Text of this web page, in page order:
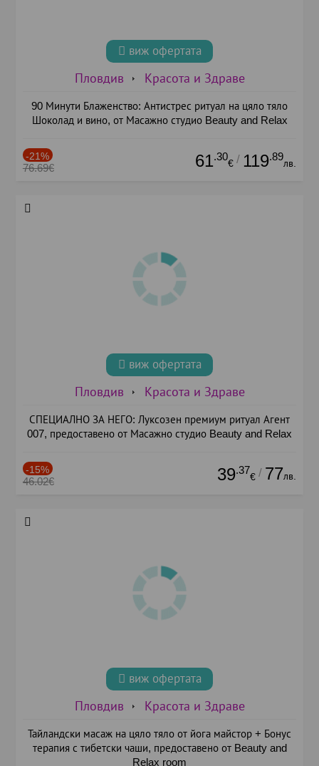
виж офертата
Пловдив Красота и Здраве
90 Минути Блаженство: Антистрес ритуал на цяло тяло
Шоколад и вино, от Масажно студио Beauty and Relax
-21%
76.69€ 61.30
€ / 119.89
лв.
виж офертата
Пловдив Красота и Здраве
СПЕЦИАЛНО ЗА НЕГО: Луксозен премиум ритуал Агент
007, предоставено от Масажно студио Beauty and Relax
-15%
46.02€ 39.37
€ / 77лв.
виж офертата
Пловдив Красота и Здраве
Тайландски масаж на цяло тяло от йога майстор + Бонус
терапия с тибетски чаши, предоставено от Beauty and
Relax room